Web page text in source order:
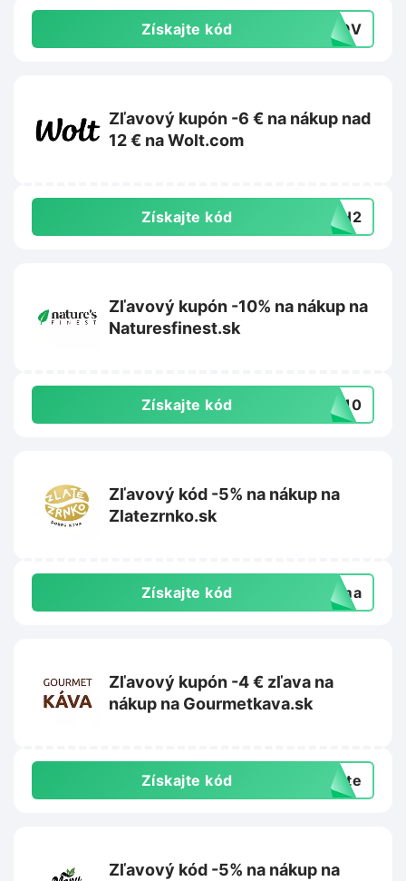
Získajte kód OKOV
Zľavový kupón -6 € na nákup nad
12 € na Wolt.com
Získajte kód 26H2
Zľavový kupón -10% na nákup na
Naturesfinest.sk
Získajte kód ME10
Zľavový kód -5% na nákup na
Zlatezrnko.sk
Získajte kód doma
Zľavový kupón -4 € zľava na
nákup na Gourmetkava.sk
Získajte kód exte
Zľavový kód -5% na nákup na